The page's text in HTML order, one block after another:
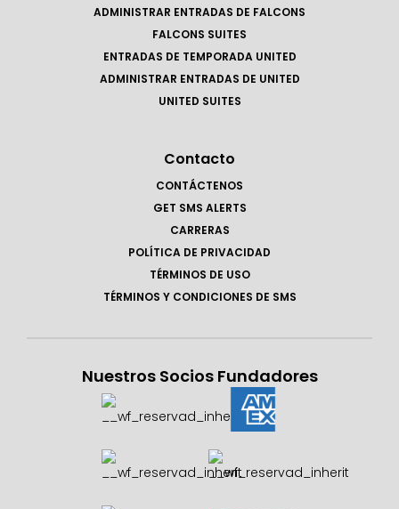
ADMINISTRAR ENTRADAS DE FALCONS
FALCONS SUITES
ENTRADAS DE TEMPORADA UNITED
ADMINISTRAR ENTRADAS DE UNITED
UNITED SUITES
Contacto
CONTÁCTENOS
GET SMS ALERTS
CARRERAS
POLÍTICA DE PRIVACIDAD
TÉRMINOS DE USO
TÉRMINOS Y CONDICIONES DE SMS
Nuestros Socios Fundadores